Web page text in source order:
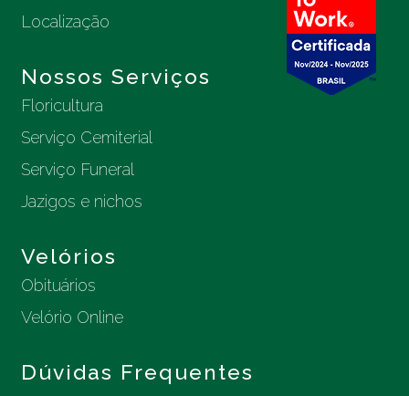
Localização
Nossos Serviços
Floricultura
Serviço Cemiterial
Serviço Funeral
Jazigos e nichos
Velórios
Obituários
Velório Online
Dúvidas Frequentes